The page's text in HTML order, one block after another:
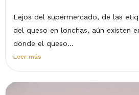
Lejos del supermercado, de las
del queso en lonchas, aún existen
donde el queso...
Leer más